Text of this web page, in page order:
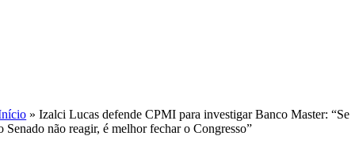
»Izalci Lucas defende CPMI para investigar Banco Master: “Se
Senado não reagir, é melhor fechar o Congresso”